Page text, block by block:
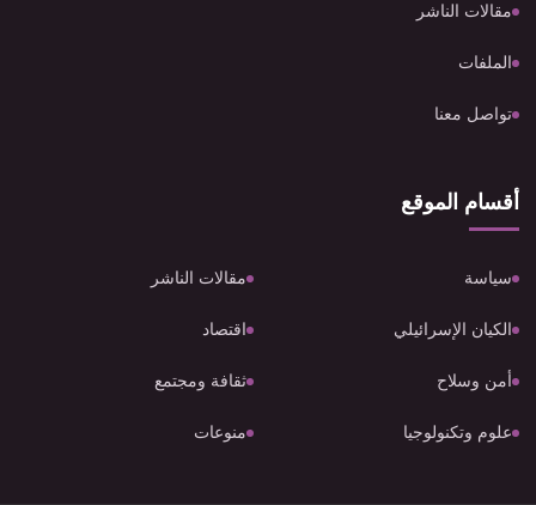
مقالات الناشر
الملفات
تواصل معنا
أقسام الموقع
سياسة مقالات الناشر
الكيان الإسرائيلي اقتصاد
أمن وسلاح ثقافة ومجتمع
علوم وتكنولوجيا منوعات